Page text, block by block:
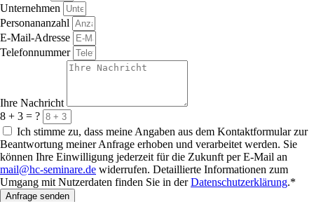
Unternehmen
Personananzahl
E-Mail-Adresse
Telefonnummer
Ihre Nachricht
8 + 3 = ?
Ich stimme zu, dass meine Angaben aus dem Kontaktformular zur
Beantwortung meiner Anfrage erhoben und verarbeitet werden. Sie
können Ihre Einwilligung jederzeit für die Zukunft per E-Mail an
mail@hc-seminare.de widerrufen. Detaillierte Informationen zum
Umgang mit Nutzerdaten finden Sie in derDatenschutzerklärung.*
Anfrage senden